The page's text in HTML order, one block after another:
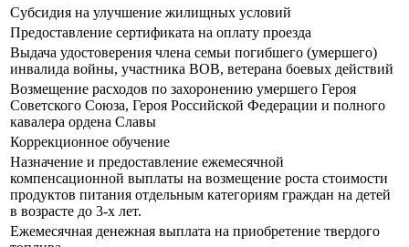
Субсидия на улучшение жилищных условий
Предоставление сертификата на оплату проезда
Выдача удостоверения члена семьи погибшего (умершего)
инвалида войны, участника ВОВ, ветерана боевых действий
Возмещение расходов по захоронению умершего Героя
Советского Союза, Героя Российской Федерации и полного
кавалера ордена Славы
Коррекционное обучение
Назначение и предоставление ежемесячной
компенсационной выплаты на возмещение роста стоимости
продуктов питания отдельным категориям граждан на детей
в возрасте до 3-х лет.
Ежемесячная денежная выплата на приобретение твердого